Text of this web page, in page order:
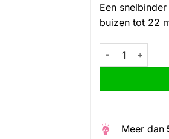
Een
buizen tot 22
Bibia
Alternative:
Meer dan